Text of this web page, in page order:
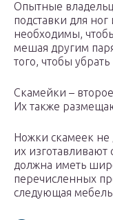
Опытные
подставки для
необходимы,
мешая другим
того, чтобы
Скамейки –
Их также
Ножки скамеек не
их изготавливают
должна иметь
перечисленных
следующая